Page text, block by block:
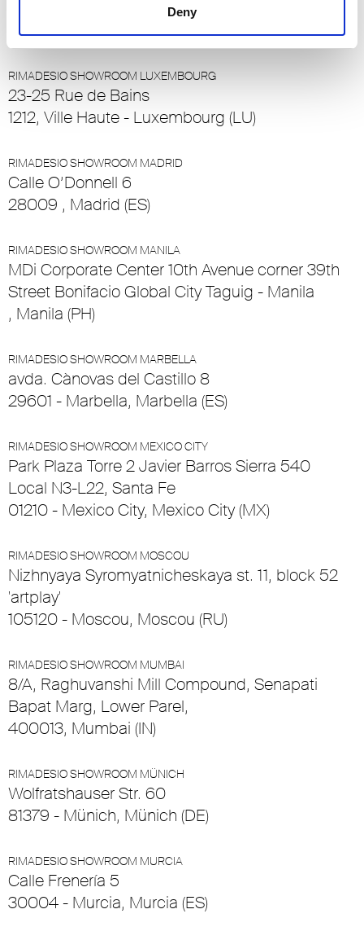
Deny
6032 - Emmen - Lucerna, Emmen - Lucerna
(CH)
RIMADESIO SHOWROOM LUXEMBOURG
23-25 Rue de Bains
1212, Ville Haute - Luxembourg (LU)
RIMADESIO SHOWROOM MADRID
Calle O’Donnell 6
28009 , Madrid (ES)
RIMADESIO SHOWROOM MANILA
MDi Corporate Center 10th Avenue corner 39th
Street Bonifacio Global City Taguig - Manila
, Manila (PH)
RIMADESIO SHOWROOM MARBELLA
avda. Cànovas del Castillo 8
29601 - Marbella, Marbella (ES)
RIMADESIO SHOWROOM MEXICO CITY
Park Plaza Torre 2 Javier Barros Sierra 540
Local N3-L22, Santa Fe
01210 - Mexico City, Mexico City (MX)
RIMADESIO SHOWROOM MOSCOU
Nizhnyaya Syromyatnicheskaya st. 11, block 52
'artplay'
105120 - Moscou, Moscou (RU)
RIMADESIO SHOWROOM MUMBAI
8/A, Raghuvanshi Mill Compound, Senapati
Bapat Marg, Lower Parel,
400013, Mumbai (IN)
RIMADESIO SHOWROOM MÜNICH
Wolfratshauser Str. 60
81379 - Münich, Münich (DE)
RIMADESIO SHOWROOM MURCIA
Calle Frenería 5
30004 - Murcia, Murcia (ES)